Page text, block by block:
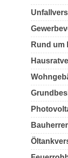
Rund um